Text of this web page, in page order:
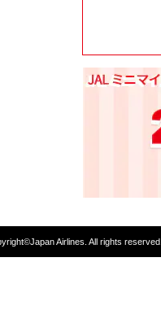
Airlines. All rights reserved.